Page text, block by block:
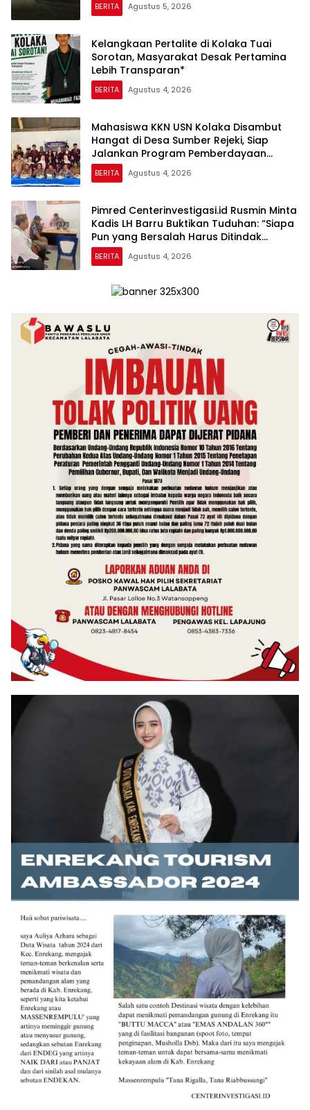
BERITA Agustus 5, 2026
Kelangkaan Pertalite di Kolaka Tuai
Sorotan, Masyarakat Desak Pertamina
Lebih Transparan*
BERITA Agustus 4, 2026
Mahasiswa KKN USN Kolaka Disambut
Hangat di Desa Sumber Rejeki, Siap
Jalankan Program Pemberdayaan
Masyarakat
BERITA Agustus 4, 2026
Pimred Centerinvestigasi.id Rusmin Minta
Kadis LH Barru Buktikan Tuduhan: “Siapa
Pun yang Bersalah Harus Ditindak
Tegas!”
BERITA Agustus 4, 2026